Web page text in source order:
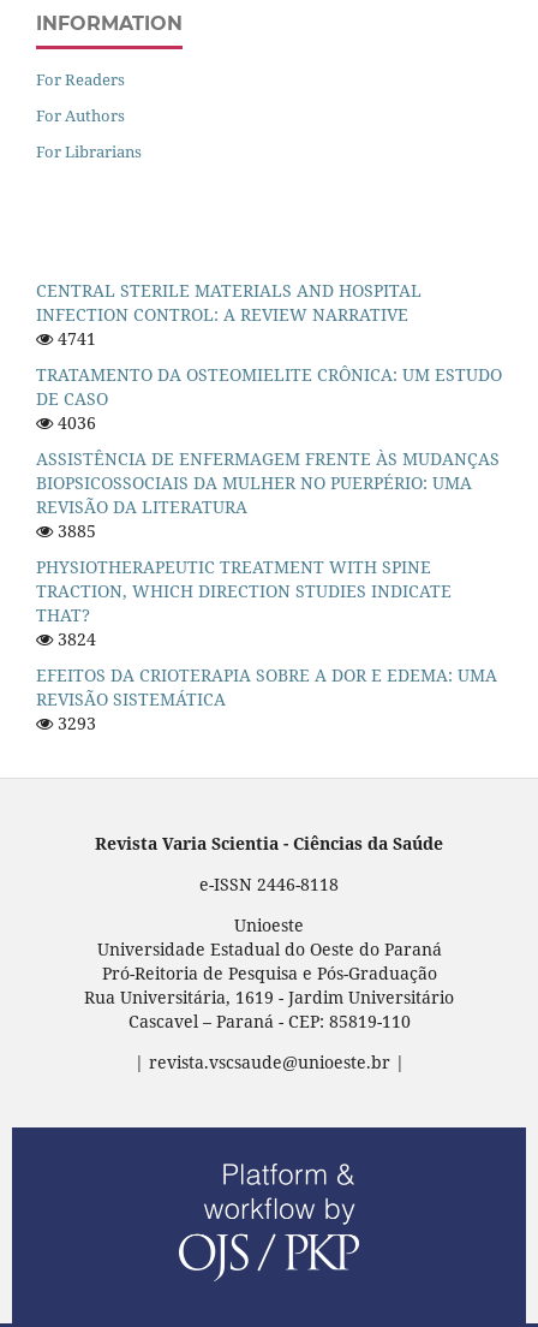
INFORMATION
For Readers
For Authors
For Librarians
CENTRAL STERILE MATERIALS AND HOSPITAL
INFECTION CONTROL: A REVIEW NARRATIVE
4741
TRATAMENTO DA OSTEOMIELITE CRÔNICA: UM ESTUDO
DE CASO
4036
ASSISTÊNCIA DE ENFERMAGEM FRENTE ÀS MUDANÇAS
BIOPSICOSSOCIAIS DA MULHER NO PUERPÉRIO: UMA
REVISÃO DA LITERATURA
3885
PHYSIOTHERAPEUTIC TREATMENT WITH SPINE
TRACTION, WHICH DIRECTION STUDIES INDICATE
THAT?
3824
EFEITOS DA CRIOTERAPIA SOBRE A DOR E EDEMA: UMA
REVISÃO SISTEMÁTICA
3293
Revista Varia Scientia - Ciências da Saúde
e-ISSN 2446-8118
Unioeste
Universidade Estadual do Oeste do Paraná
Pró-Reitoria de Pesquisa e Pós-Graduação
Rua Universitária, 1619 - Jardim Universitário
Cascavel – Paraná - CEP: 85819-110
| revista.vscsaude@unioeste.br |